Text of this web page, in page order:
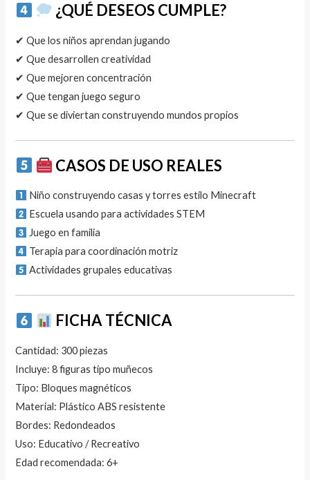
¿QUÉ DESEOS CUMPLE?
✔ Que los niños aprendan jugando
✔ Que desarrollen creatividad
✔ Que mejoren concentración
✔ Que tengan juego seguro
✔ Que se diviertan construyendo mundos propios
CASOS DE USO REALES
Niño construyendo casas y torres estilo Minecraft
Escuela usando para actividades STEM
Juego en familia
Terapia para coordinación motriz
Actividades grupales educativas
FICHA TÉCNICA
Cantidad: 300 piezas
Incluye: 8 figuras tipo muñecos
Tipo: Bloques magnéticos
Material: Plástico ABS resistente
Bordes: Redondeados
Uso: Educativo / Recreativo
Edad recomendada: 6+